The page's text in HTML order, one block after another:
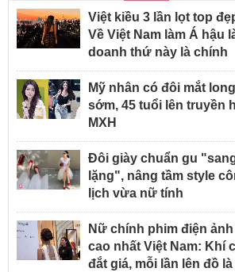
Việt kiều 3 lần lọt top
Về Việt Nam làm Á hậu
doanh thứ này là chính
Mỹ nhân có đôi mắt
sớm, 45 tuổi lên truyền
MXH
Đôi giày chuẩn gu
lặng", nâng tầm style
lịch vừa nữ tính
Nữ chính phim điện
cao nhất Việt Nam: Khí
đắt giá, mỗi lần lên đồ